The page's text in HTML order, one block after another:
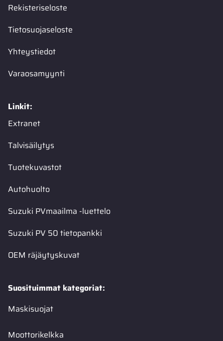
Rekisteriseloste
Tietosuojaseloste
Yhteystiedot
Varaosamyynti
Linkit:
Extranet
Talvisäilytys
Tuotekuvastot
Autohuolto
Suzuki PVmaailma -luettelo
Suzuki PV 50 tietopankki
OEM räjäytyskuvat
Suosituimmat kategoriat:
Maskisuojat
Moottorikelkka